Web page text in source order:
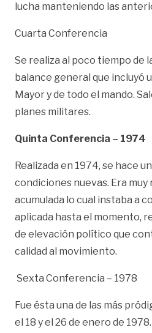
lucha manteniendo las
Cuarta Conferencia
Se realiza al poco tiempo de
balance general que incluyó
Mayor y de todo el mando.
planes militares.
Quinta Conferencia – 1974
Realizada en 1974, se hace
condiciones nuevas. Era
acumulada lo cual instaba a
aplicada hasta el momento,
de elevación político que
calidad al movimiento.
Sexta Conferencia – 1978
Fue ésta una de las más
el 18 y el 26 de enero de